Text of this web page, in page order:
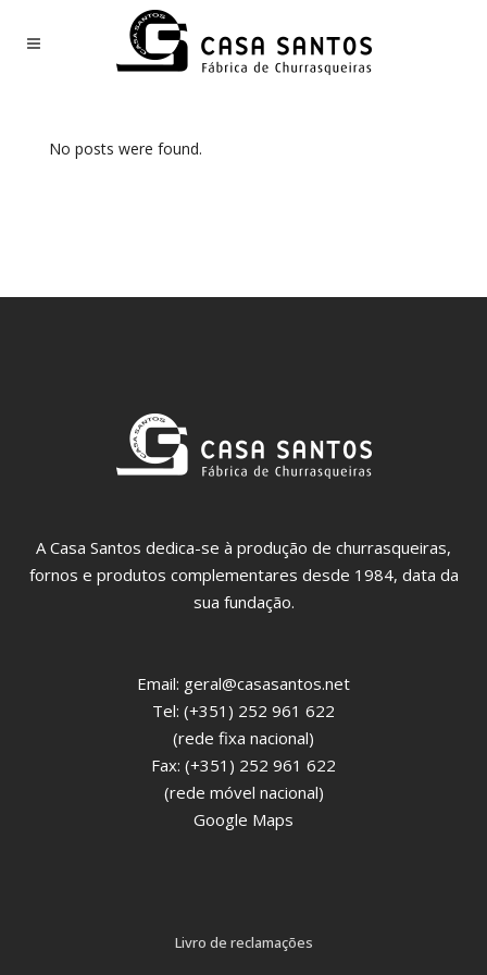
No posts were found.
A Casa Santos dedica-se à produção de churrasqueiras,
fornos e produtos complementares desde 1984, data da
sua fundação.
Email: geral@casasantos.net
Tel: (+351) 252 961 622
(rede fixa nacional)
Fax: (+351) 252 961 622
(rede móvel nacional)
Google Maps
Livro de reclamações